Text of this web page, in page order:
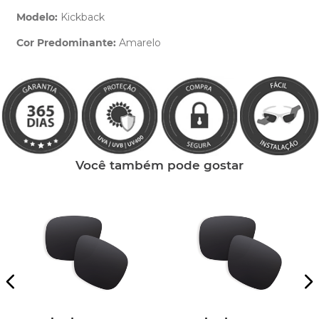
Modelo: Kickback
Cor Predominante: Amarelo
Você também pode gostar